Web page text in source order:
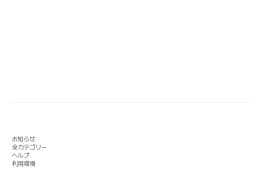
お知らせ
全カテゴリー
ヘルプ
利用環境